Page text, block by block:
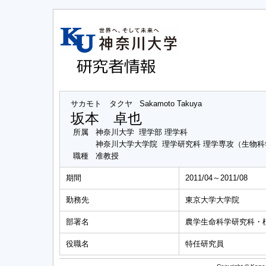
サカモト タクヤ Sakamoto Takuya
坂本 卓也
所属
神奈川大学 理学部 理学科
神奈川大学大学院 理学研究科 理学専攻（生物
職種
准教授
期間 2011/04～2011/08
勤務先 東京大学大学院
部署名 農学生命科学研究科・
役職名 特任研究員